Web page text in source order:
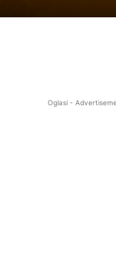
Oglasi -